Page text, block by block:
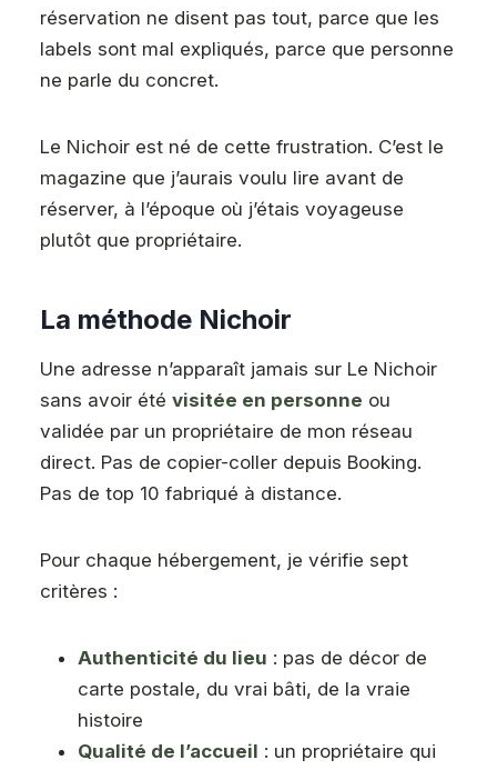
réservation ne disent pas tout, parce que les
labels sont mal expliqués, parce que personne
ne parle du concret.
Le Nichoir est né de cette frustration. C’est le
magazine que j’aurais voulu lire avant de
réserver, à l’époque où j’étais voyageuse
plutôt que propriétaire.
La méthode Nichoir
Une adresse n’apparaît jamais sur Le Nichoir
sans avoir été visitée en personne ou
validée par un propriétaire de mon réseau
direct. Pas de copier-coller depuis Booking.
Pas de top 10 fabriqué à distance.
Pour chaque hébergement, je vérifie sept
critères :
Authenticité du lieu : pas de décor de
carte postale, du vrai bâti, de la vraie
histoire
Qualité de l’accueil : un propriétaire qui